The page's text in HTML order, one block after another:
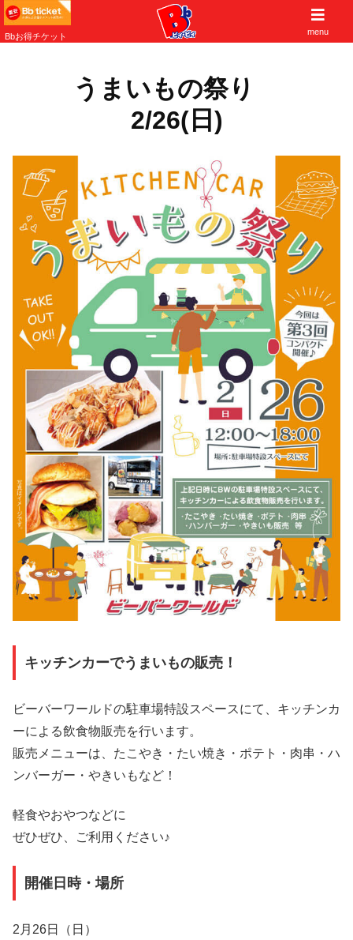
子供から大人まで遊べる大阪北摂の遊び場
うまいもの祭り
2/26(日)
キッチンカーでうまいもの販売！
ビーバーワールドの駐車場特設スペースにて、キッチンカ
ーによる飲食物販売を行います。
販売メニューは、たこやき・たい焼き・ポテト・肉串・ハ
ンバーガー・やきいもなど！
軽食やおやつなどに
ぜひぜひ、ご利用ください♪
開催日時・場所
2月26日
（日）
Bbお得チケット
menu